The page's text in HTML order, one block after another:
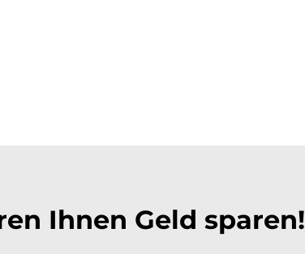
Ihnen Geld sparen!